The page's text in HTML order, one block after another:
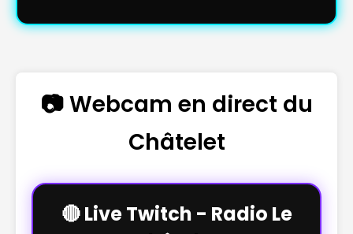
📷 Webcam en direct du
Châtelet
🔴 Live Twitch - Radio Le